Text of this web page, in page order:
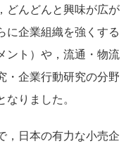
どんどんと興味が広が
に企業組織を強くする
ント）や，流通・物流
・企業行動研究の分野
りました。
，日本の有力な小売企